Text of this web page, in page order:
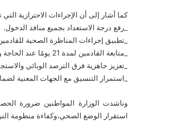
كما أشار إلى أن الإجراءات الاحترازية
_رفع درجة الاستعداد بجميع منافذ الدخول.
_تطبيق إجراءات المناظرة الصحية
_متابعة القادمين لمدة 21 يومًا عند الحاجة وفق الإجراءات المعتمدة.
_تعزيز جاهزية فرق الترصد الوبائي
_استمرار التنسيق مع الجهات المعنية
وناشدت الوزارة المواطنين ضرورة
استقرار الوضع الصحي،وكفاءة منظومة